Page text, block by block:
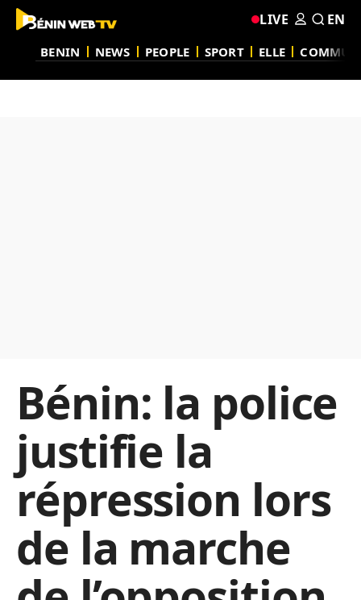
BENIN NEWS PEOPLE SPORT ELLE
LIVE EN
Bénin: la police
justifie la
répression lors
de la marche